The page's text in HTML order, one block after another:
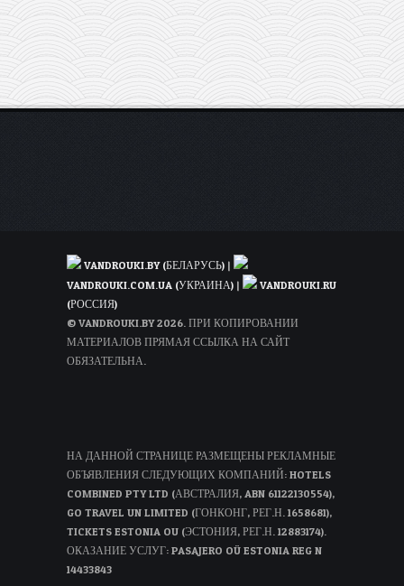
41€
туда-
обратно
VANDROUKI.BY (БЕЛАРУСЬ) |
VANDROUKI.COM.UA (УКРАИНА) |
VANDROUKI.RU
(РОССИЯ)
© VANDROUKI.BY 2026. ПРИ КОПИРОВАНИИ
МАТЕРИАЛОВ ПРЯМАЯ ССЫЛКА НА САЙТ
ОБЯЗАТЕЛЬНА.
НА ДАННОЙ СТРАНИЦЕ РАЗМЕЩЕНЫ РЕКЛАМНЫЕ
ОБЪЯВЛЕНИЯ СЛЕДУЮЩИХ КОМПАНИЙ: HOTELS
COMBINED PTY LTD (АВСТРАЛИЯ, ABN 61122130554),
GO TRAVEL UN LIMITED (ГОНКОНГ, РЕГ.Н. 1658681),
TICKETS ESTONIA OU (ЭСТОНИЯ, РЕГ.Н. 12883174).
ОКАЗАНИЕ УСЛУГ: PASAJERO OÜ ESTONIA REG N
14433843